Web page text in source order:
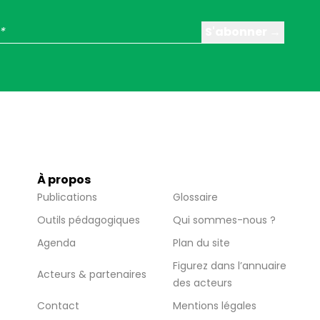
À propos
Publications
Glossaire
Outils pédagogiques
Qui sommes-nous ?
Agenda
Plan du site
Acteurs & partenaires
Figurez dans l’annuaire
des acteurs
Contact
Mentions légales